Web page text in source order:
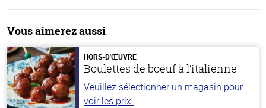
Vous aimerez aussi
HORS-D'ŒUVRE
Boulettes de boeuf à l’italienne
Veuillez sélectionner un magasin pour
voir les prix.